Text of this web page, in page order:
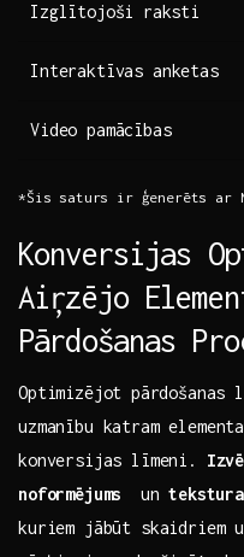
Izglītojoši⁤ raksti
Interaktīvas anketas
Video pamācības
*Šis saturs ir ģenerēts ar
Konversijas
Aiŗzējo
Pārdošanas
Optimizējot
uzmanību katram
konversijas līmeni.
noformējums ⁣ untekstura
kuriem jābūt skaidriem